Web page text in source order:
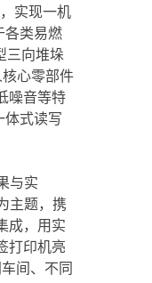
实现一机
各类易燃
三向堆垛
心零部件
噪音等特
体式读写
与实
主题，携
成，用实
打印机亮
间、不同